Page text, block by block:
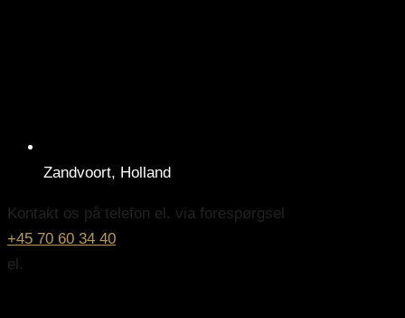
Zandvoort, Holland
Kontakt os på telefon el. via forespørgsel
+45 70 60 34 40
el.